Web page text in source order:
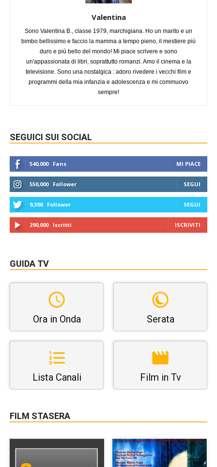
Valentina
Sono Valentina B., classe 1979, marchigiana. Ho un marito e un
bimbo bellissimo e faccio la mamma a tempo pieno, il mestiere più
duro e più bello del mondo! Mi piace scrivere e sono
un'appassionata di libri, soprattutto romanzi. Amo il cinema e la
televisione. Sono una nostalgica : adoro rivedere i vecchi film e
programmi della mia infanzia e adolescenza e mi commuovo
sempre!
SEGUICI SUI SOCIAL
540,000 Fans MI PIACE
550,000 Follower SEGUI
9,300 Follower SEGUI
290,000 Iscritti ISCRIVITI
GUIDA TV
Ora in Onda Serata
Lista Canali Film in Tv
FILM STASERA